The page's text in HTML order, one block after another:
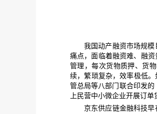
我国动产融资市场规
痛点，面临着融资难、融资
管理，每次货物质押、货
续，繁琐复杂，效率极低。
管总局等八部门联合印发
上民营中小微企业开展订
京东供应链金融科技早